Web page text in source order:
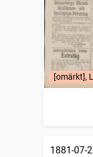
[omärkt],
1881-07-